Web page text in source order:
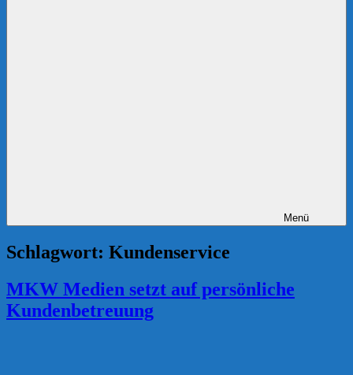
Menü
Schlagwort: Kundenservice
MKW Medien setzt auf persönliche
Kundenbetreuung